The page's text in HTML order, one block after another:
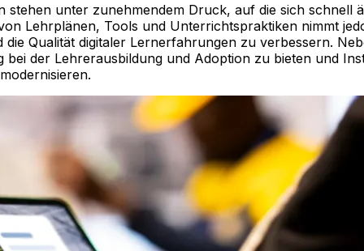
stehen unter zunehmendem Druck, auf die sich
Lehrplänen, Tools und Unterrichtspraktiken nimmt
Qualität digitaler Lernerfahrungen zu verbessern.
der Lehrerausbildung und Adoption zu bieten und